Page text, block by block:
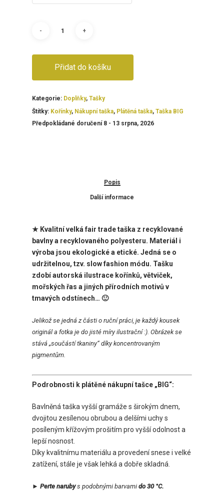
Přidat do košíku
Kategorie: Doplňky, Tašky
Štítky: Kořínky, Nákupní taška, Plátěná taška, Taška BIG
Předpokládané doručení 8 - 13 srpna, 2026
Popis
Další informace
★ Kvalitní velká fair trade taška z recyklované
bavlny a recyklovaného polyesteru. Materiál i
výroba jsou ekologické a etické. Jedná se o
udržitelnou, tzv. slow fashion módu. Tašku
zdobí autorská ilustrace kořínků, větviček,
mořských řas a jiných přírodních motivů v
tmavých odstínech… 🙂
Jelikož se jedná z části o ruční práci, je každý kousek
originál a fotka je do jisté míry ilustrační :). Obrázek se
stává „součástí tkaniny“ díky koncentrovaným
pigmentům.
Podrobnosti k plátěné nákupní tašce „BIG“:
Bavlněná taška vyšší gramáže s širokým dnem,
dvojitou zesílenou obrubou a delšími uchy s
posíleným křížovým prošitím pro vyšší odolnost a
lepší nosnost.
Díky kvalitnímu materiálu a provedení snese i velké
zatížení, stále je však lehká a dobře skladná.
► Perte narubys podobnými barvami do 30 °C.